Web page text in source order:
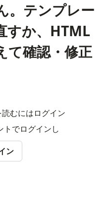
。テンプレー
すか、HTML
て確認・修正
むにはログイン
でログインし
ン